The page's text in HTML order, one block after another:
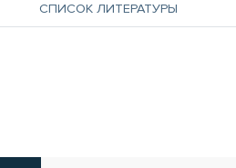
СПИСОК ЛИТЕРАТУРЫ